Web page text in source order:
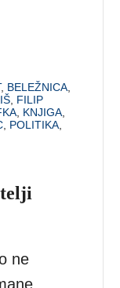
, BELEŽNICA
FILIP
KNJIGA
POLITIKA
ne